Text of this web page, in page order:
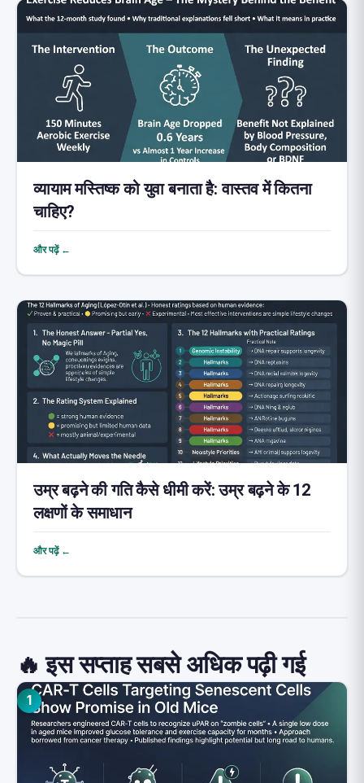
व्यायाम मस्तिष्क को युवा बनाता है: वास्तव में कितना
चाहिए?
और पढ़ें ←
उम्र बढ़ने की गति कैसे धीमी करें: उम्र बढ़ने के 12
लक्षणों के समाधान
और पढ़ें ←
🔥 इस सप्ताह सबसे अधिक पढ़ी गई
1